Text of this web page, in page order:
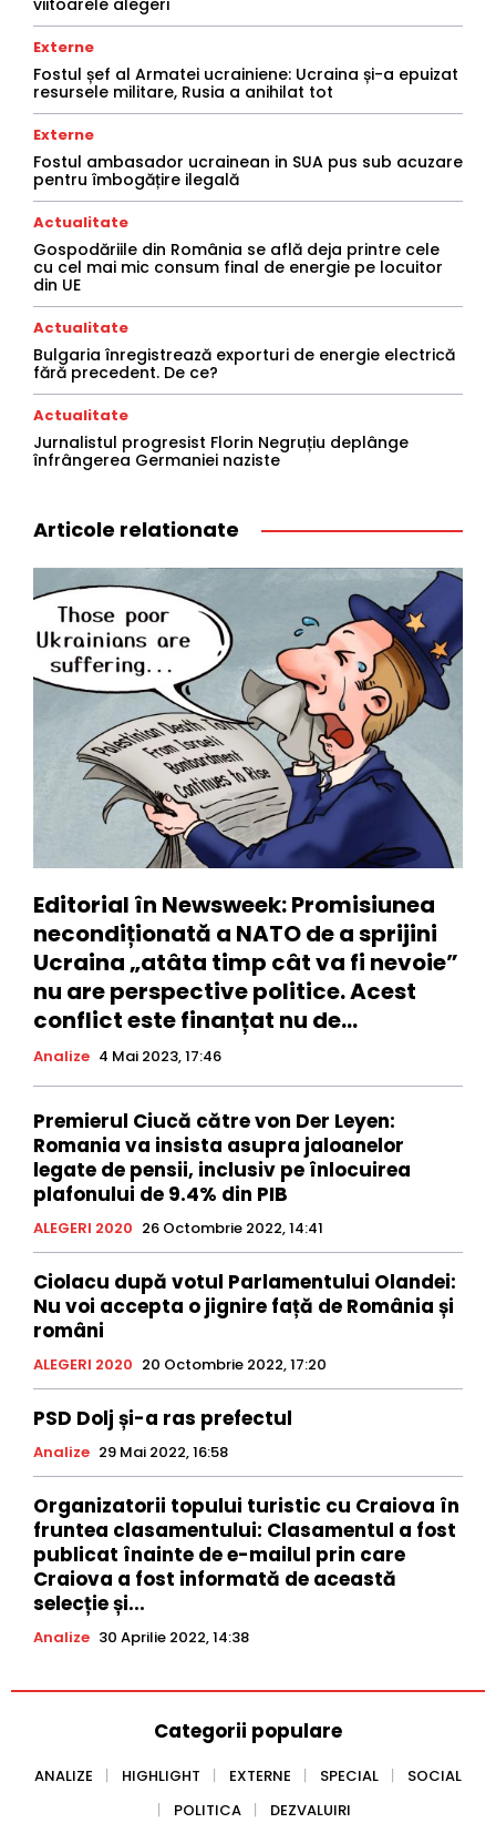
Externe
Fostul șef al Armatei ucrainiene: Ucraina și-a epuizat
resursele militare, Rusia a anihilat tot
Externe
Fostul ambasador ucrainean in SUA pus sub acuzare
pentru îmbogățire ilegală
Actualitate
Gospodăriile din România se află deja printre cele
cu cel mai mic consum final de energie pe locuitor
din UE
Actualitate
Bulgaria înregistrează exporturi de energie electrică
fără precedent. De ce?
Actualitate
Jurnalistul progresist Florin Negruțiu deplânge
înfrângerea Germaniei naziste
Articole relationate
Editorial în Newsweek: Promisiunea
necondiționată a NATO de a sprijini
Ucraina „atâta timp cât va fi nevoie”
nu are perspective politice. Acest
conflict este finanțat nu de...
Analize 4 Mai 2023, 17:46
Premierul Ciucă către von Der Leyen:
Romania va insista asupra jaloanelor
legate de pensii, inclusiv pe înlocuirea
plafonului de 9.4% din PIB
ALEGERI 2020 26 Octombrie 2022, 14:41
Ciolacu după votul Parlamentului Olandei:
Nu voi accepta o jignire față de România și
români
ALEGERI 2020 20 Octombrie 2022, 17:20
PSD Dolj și-a ras prefectul
Analize 29 Mai 2022, 16:58
Organizatorii topului turistic cu Craiova în
fruntea clasamentului: Clasamentul a fost
publicat înainte de e-mailul prin care
Craiova a fost informată de această
selecție și...
Analize 30 Aprilie 2022, 14:38
Categorii populare
ANALIZE HIGHLIGHT EXTERNE SPECIAL
SOCIAL
POLITICA
DEZVALUIRI